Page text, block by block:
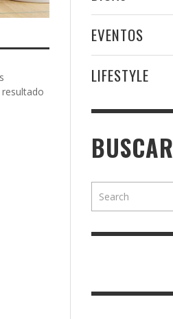
EVENTOS
LIFESTYLE
BUSCAR